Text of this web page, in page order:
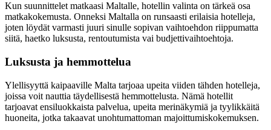
Kun suunnittelet matkaasi Maltalle, hotellin valinta on tärkeä osa
matkakokemusta. Onneksi Maltalla on runsaasti erilaisia hotelleja,
joten löydät varmasti juuri sinulle sopivan vaihtoehdon riippumatta
siitä, haetko luksusta, rentoutumista vai budjettivaihtoehtoja.
Luksusta ja hemmottelua
Ylellisyyttä kaipaaville Malta tarjoaa upeita viiden tähden hotelleja,
joissa voit nauttia täydellisestä hemmottelusta. Nämä hotellit
tarjoavat ensiluokkaista palvelua, upeita merinäkymiä ja tyylikkäitä
huoneita, jotka takaavat unohtumattoman majoittumiskokemuksen.